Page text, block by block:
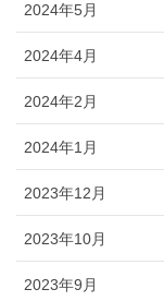
2024年5月
2024年4月
2024年2月
2024年1月
2023年12月
2023年10月
2023年9月